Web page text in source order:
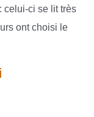
celui-ci se lit très
ont choisi le